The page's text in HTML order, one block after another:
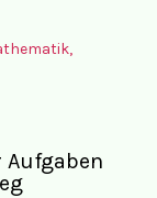
,
Aufgaben